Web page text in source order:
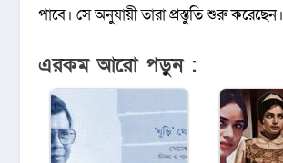
পাবে। সে অনুযায়ী তারা প্রস্তুতি শুরু করেছেন।
এরকম আরো পড়ুন :